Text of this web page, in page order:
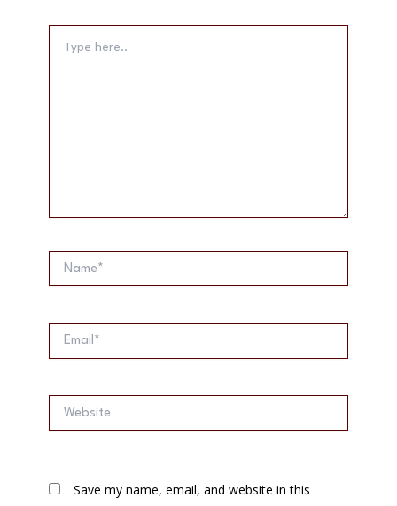
here..
Name*
Email*
Website
Save my name, email, and website in this